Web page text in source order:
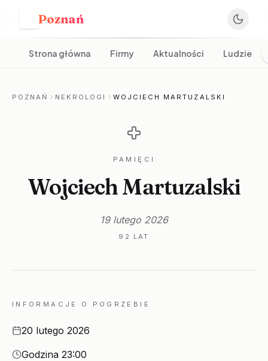
Poznań
Strona główna Firmy Aktualności Ludzie
POZNAŃ NEKROLOGI WOJCIECH MARTUZALSKI
PAMIĘCI
Wojciech Martuzalski
19 lutego 2026
92 LAT
INFORMACJE O POGRZEBIE
Data20 lutego 2026
Godzina
Godzina 23:00